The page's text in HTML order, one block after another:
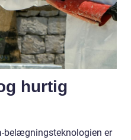
hurtig
belægningsteknologien er